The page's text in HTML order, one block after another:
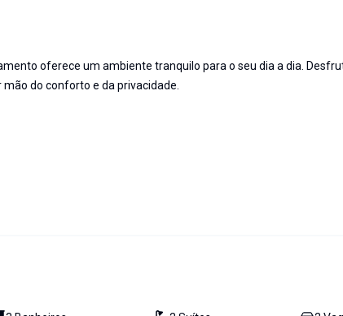
oferece um ambiente tranquilo para o seu dia a dia.
do conforto e da privacidade.